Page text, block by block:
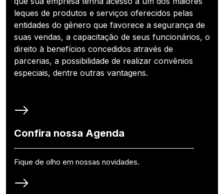
leques de produtos e serviços oferecidos pelas
entidades do gênero que favorece a segurança de
suas vendas, a capacitação de seus funcionários, o
direito à benefícios concedidos através de
parcerias, a possibilidade de realizar convênios
especiais, dentre outras vantagens.
Confira nossa Agenda
Fique de olho em nossas novidades.